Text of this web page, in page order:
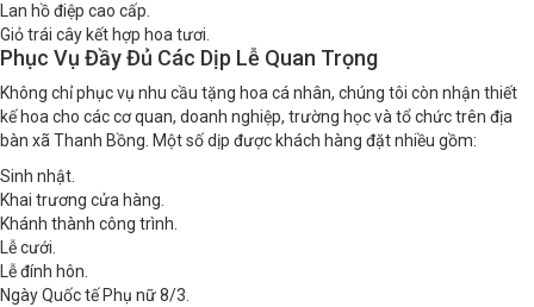
Lan hồ điệp cao cấp.
Giỏ trái cây kết hợp hoa tươi.
Phục Vụ Đầy Đủ Các Dịp Lễ Quan Trọng
Không chỉ phục vụ nhu cầu tặng hoa cá nhân, chúng tôi còn nhận thiết
kế hoa cho các cơ quan, doanh nghiệp, trường học và tổ chức trên địa
bàn xã Thanh Bồng. Một số dịp được khách hàng đặt nhiều gồm:
Sinh nhật.
Khai trương cửa hàng.
Khánh thành công trình.
Lễ cưới.
Lễ đính hôn.
Ngày Quốc tế Phụ nữ 8/3.